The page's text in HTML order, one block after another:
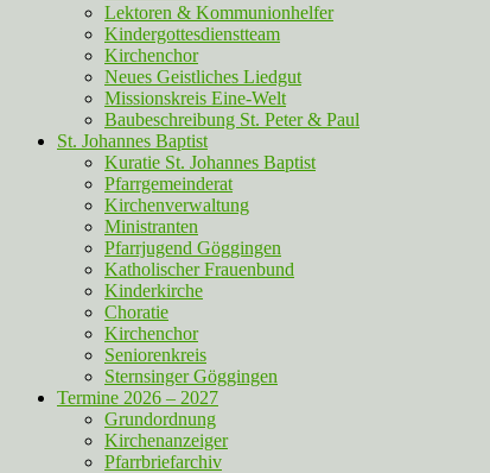
Lektoren & Kommunionhelfer
Kindergottesdienstteam
Kirchenchor
Neues Geistliches Liedgut
Missionskreis Eine-Welt
Baubeschreibung St. Peter & Paul
St. Johannes Baptist
Kuratie St. Johannes Baptist
Pfarrgemeinderat
Kirchenverwaltung
Ministranten
Pfarrjugend Göggingen
Katholischer Frauenbund
Kinderkirche
Choratie
Kirchenchor
Seniorenkreis
Sternsinger Göggingen
Termine 2026 – 2027
Grundordnung
Kirchenanzeiger
Pfarrbriefarchiv